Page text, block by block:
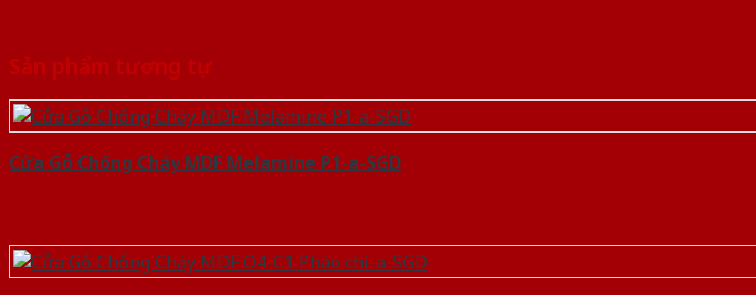
Sản phẩm tương tự
Cửa Gỗ Chống Cháy MDF Melamine P1-a-SGD